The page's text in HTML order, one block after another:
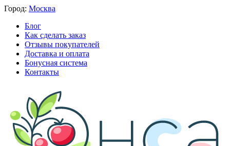
Город: Москва
Блог
Как сделать заказ
Отзывы покупателей
Доставка и оплата
Бонусная система
Контакты